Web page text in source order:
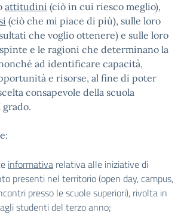
attitudini (ciò in cui riesco meglio),
(ciò che mi piace di più), sulle loro
che voglio ottenere) e sulle loro
e le ragioni che determinano la
ad identificare capacità,
e risorse, al fine di poter
consapevole della scuola
informativa relativa alle iniziative di
presenti nel territorio (open day, campus,
presso le scuole superiori), rivolta in
studenti del terzo anno;